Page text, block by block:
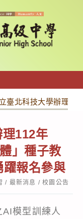
臺北科技大學辦理
112年
」種子教
躍報名參與
/ 最新消息 / 校園公告
模型訓練人